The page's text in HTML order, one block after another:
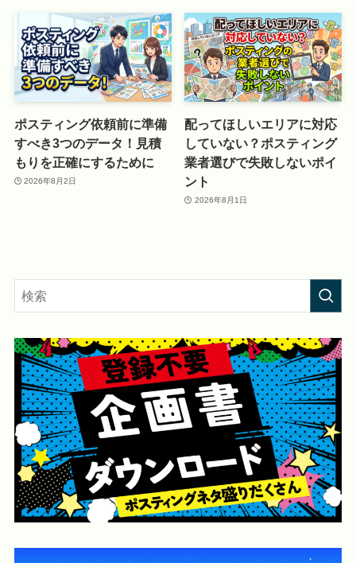
ポスティング依頼前に準備
すべき3つのデータ！見積
もりを正確にするために
2026年8月2日
配ってほしいエリアに対応
していない？ポスティング
業者選びで失敗しないポイ
ント
2026年8月1日